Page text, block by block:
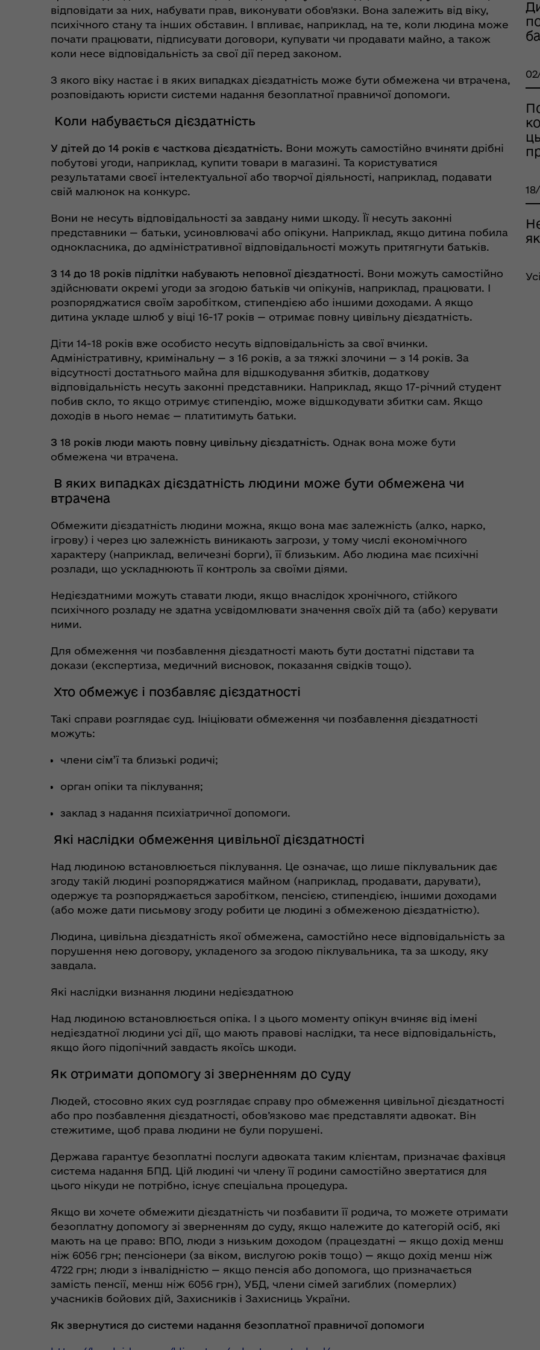
єВідновлення
Пункти незламності та
укриття
надзвичайних ситуаціях
Кобеляцької громади
допомога
Координаційний штаб з
військовополоненими
відповідати за них, набувати прав, виконувати обов'язки. Вона залежить від віку,
психічного стану та інших обставин. І впливає, наприклад, на те, коли людина може
почати працювати, підписувати договори, купувати чи продавати майно, а також
коли несе відповідальність за свої дії перед законом.
З якого віку настає і в яких випадках дієздатність може бути обмежена чи втрачена,
розповідають юристи системи надання безоплатної правничої допомоги.
Коли набувається дієздатність
У дітей до 14 років є часткова дієздатність. Вони можуть самостійно вчиняти дрібні
побутові угоди, наприклад, купити товари в магазині. Та користуватися
результатами своєї інтелектуальної або творчої діяльності, наприклад, подавати
свій малюнок на конкурс.
Вони не несуть відповідальності за завдану ними шкоду. Її несуть законні
представники — батьки, усиновлювачі або опікуни. Наприклад, якщо дитина побила
однокласника, до адміністративної відповідальності можуть притягнути батьків.
З 14 до 18 років підлітки набувають неповної дієздатності. Вони можуть самостійно
здійснювати окремі угоди за згодою батьків чи опікунів, наприклад, працювати. І
розпоряджатися своїм заробітком, стипендією або іншими доходами. А якщо
дитина укладе шлюб у віці 16-17 років — отримає повну цивільну дієздатність.
Діти 14-18 років вже особисто несуть відповідальність за свої вчинки.
Адміністративну, кримінальну — з 16 років, а за тяжкі злочини — з 14 років. За
відсутності достатнього майна для відшкодування збитків, додаткову
відповідальність несуть законні представники. Наприклад, якщо 17-річний студент
побив скло, то якщо отримує стипендію, може відшкодувати збитки сам. Якщо
доходів в нього немає — платитимуть батьки.
З 18 років люди мають повну цивільну дієздатність . Однак вона може бути
обмежена чи втрачена.
В яких випадках дієздатність людини може бути обмежена чи
втрачена
Обмежити дієздатність людини можна, якщо вона має залежність (алко, нарко,
ігрову) і через цю залежність виникають загрози, у тому числі економічного
характеру (наприклад, величезні борги), її близьким. Або людина має психічні
розлади, що ускладнюють її контроль за своїми діями.
Недієздатними можуть ставати люди, якщо внаслідок хронічного, стійкого
психічного розладу не здатна усвідомлювати значення своїх дій та (або) керувати
ними.
Для обмеження чи позбавлення дієздатності мають бути достатні підстави та
докази (експертиза, медичний висновок, показання свідків тощо).
Хто обмежує і позбавляє дієздатності
Такі справи розглядає суд. Ініціювати обмеження чи позбавлення дієздатності
можуть:
члени сім’ї та близькі родичі;
орган опіки та піклування;
заклад з надання психіатричної допомоги.
Які наслідки обмеження цивільної дієздатності
Над людиною встановлюється піклування. Це означає, що лише піклувальник дає
згоду такій людині розпоряджатися майном (наприклад, продавати, дарувати),
одержує та розпоряджається заробітком, пенсією, стипендією, іншими доходами
(або може дати письмову згоду робити це людині з обмеженою дієздатністю).
Людина, цивільна дієздатність якої обмежена, самостійно несе відповідальність за
порушення нею договору, укладеного за згодою піклувальника, та за шкоду, яку
завдала.
Які наслідки визнання людини недієздатною
Над людиною встановлюється опіка. І з цього моменту опікун вчиняє від імені
недієздатної людини усі дії, що мають правові наслідки, та несе відповідальність,
якщо його підопічний завдасть якоїсь шкоди.
Як отримати допомогу зі зверненням до суду
Людей, стосовно яких суд розглядає справу про обмеження цивільної дієздатності
або про позбавлення дієздатності, обов’язково має представляти адвокат. Він
стежитиме, щоб права людини не були порушені.
Держава гарантує безоплатні послуги адвоката таким клієнтам, призначає фахівця
система надання БПД. Цій людині чи члену її родини самостійно звертатися для
цього нікуди не потрібно, існує спеціальна процедура.
Якщо ви хочете обмежити дієздатність чи позбавити її родича, то можете отримати
безоплатну допомогу зі зверненням до суду, якщо належите до категорій осіб, які
мають на це право: ВПО, люди з низьким доходом (працездатні — якщо дохід менш
ніж 6056 грн; пенсіонери (за віком, вислугою років тощо) — якщо дохід менш ніж
4722 грн; люди з інвалідністю — якщо пенсія або допомога, що призначається
замість пенсії, менш ніж 6056 грн), УБД, члени сімей загиблих (померлих)
учасників бойових дій, Захисників і Захисниць України.
Як звернутися до системи надання безоплатної правничої допомоги